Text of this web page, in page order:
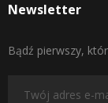
Newsletter
Bądź pierwszy,